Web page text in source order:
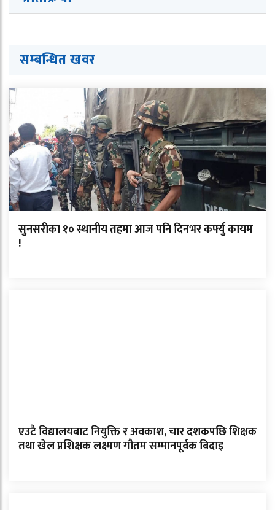
सम्बन्धित खवर
सुनसरीका १० स्थानीय तहमा आज पनि दिनभर कर्फ्यु कायम
!
एउटै विद्यालयबाट नियुक्ति र अवकाश, चार दशकपछि शिक्षक
तथा खेल प्रशिक्षक लक्ष्मण गौतम सम्मानपूर्वक बिदाइ